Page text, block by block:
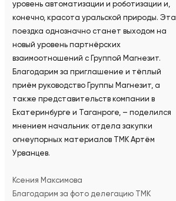
уровень автоматизации и роботизации и,
конечно, красота уральской природы. Эта
поездка однозначно станет выходом на
новый уровень партнёрских
взаимоотношений с Группой Магнезит.
Благодарим за приглашение и тёплый
приём руководство Группы Магнезит, а
также представительств компании в
Екатеринбурге и Таганроге, – поделился
мнением начальник отдела закупки
огнеупорных материалов ТМК Артём
Урванцев.
Ксения Максимова
Благодарим за фото делегацию ТМК